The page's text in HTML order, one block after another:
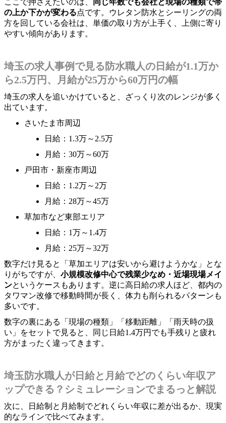
の上か下かが変わる点です。ウレタン防水とシーリングの両
方を回している会社は、単価の取り方が上手く、上側に寄り
やすい傾向があります。
埼玉の求人事例で見る防水職人の日給が1.1万か
ら2.5万円、月給が25万から60万円の幅
埼玉の求人を追いかけていると、ざっくり次のレンジが多く
出ています。
さいたま市周辺
日給：1.3万～2.5万
月給：30万～60万
戸田市・新座市周辺
日給：1.2万～2万
月給：28万～45万
草加市など東部エリア
日給：1万～1.4万
月給：25万～32万
数字だけ見ると「草加エリアは安いから避けようかな」とな
りがちですが、 小規模改修中心で残業少なめ・近場現場メイ
ンというケースもあります。逆に高日給の求人ほど、都内の
タワマン改修で移動時間が長く、体力も削られるパターンも
多いです。
数字の裏にある「現場の種類」「移動距離」「雨天時の扱
い」をセットで見ると、同じ日給1.4万円でも手残りと疲れ
方がまったく違ってきます。
埼玉防水職人が日給と月給でどのくらい年収ア
ップできる？シミュレーションでまるっと解説
次に、日給制と月給制でどれくらい年収に差が出るか、現実
的なラインで比べてみます。